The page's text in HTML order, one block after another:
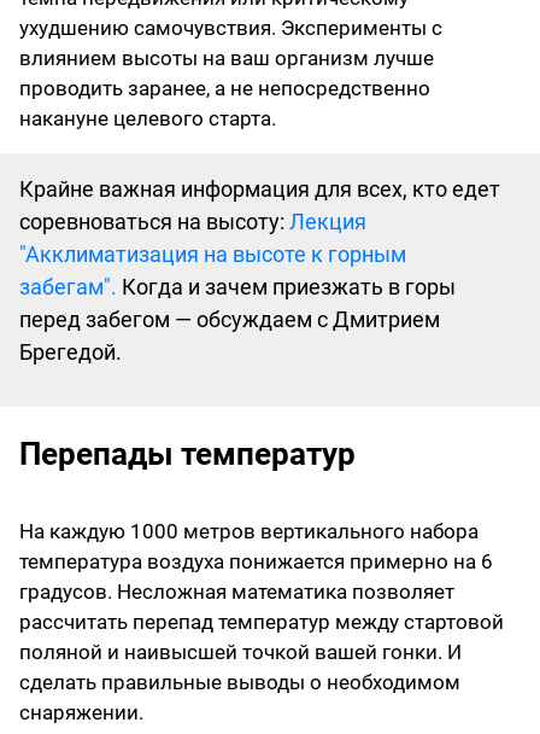
ухудшению самочувствия. Эксперименты с
влиянием высоты на ваш организм лучше
проводить заранее, а не непосредственно
накануне целевого старта.
Крайне важная информация для всех, кто едет
соревноваться на высоту: Лекция
"Акклиматизация на высоте к горным
забегам". Когда и зачем приезжать в горы
перед забегом — обсуждаем с Дмитрием
Брегедой.
Перепады температур
На каждую 1000 метров вертикального набора
температура воздуха понижается примерно на 6
градусов. Несложная математика позволяет
рассчитать перепад температур между стартовой
поляной и наивысшей точкой вашей гонки. И
сделать правильные выводы о необходимом
снаряжении.